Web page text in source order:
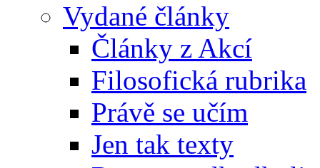
Vydané články
Články z Akcí
Filosofická rubrika
Právě se učím
Jen tak texty